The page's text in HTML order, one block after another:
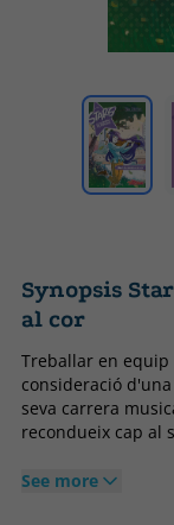
Synopsis
al cor
Treballar en equip
consideració
seva carrera
recondueix cap al
See more